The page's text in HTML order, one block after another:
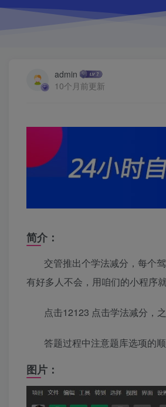
admin
10个月前更新
简介：
交管推出个学法减分，每个
有好多人不会，用咱们的小程序
点击12123 点击学法减分，
答题过程中注意题库选项的
图片：